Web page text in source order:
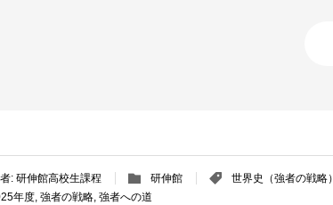
: 研伸館高校生課程 研伸館 世界史（強者の戦略）
年度, 強者の戦略, 強者への道